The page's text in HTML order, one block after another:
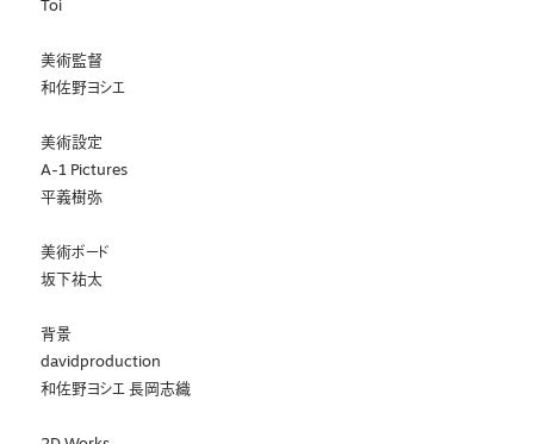
Toi
美術監督
和佐野ヨシエ
美術設定
A-1 Pictures
平義樹弥
美術ボード
坂下祐太
背景
davidproduction
和佐野ヨシエ 長岡志織